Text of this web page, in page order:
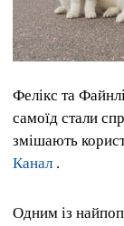
Фелікс та
самоїд стали
змішають
Канал .
Одним із